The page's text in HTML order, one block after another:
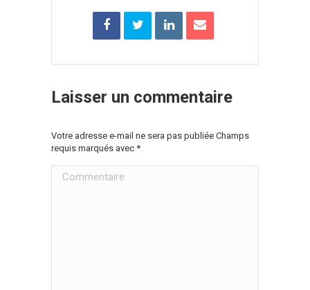
Laisser un commentaire
Votre adresse e-mail ne sera pas publiée Champs
requis marqués avec *
Commentaire